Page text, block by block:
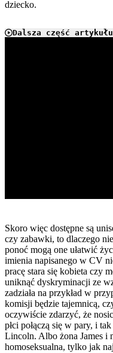
dziecko.
Dalsza część
Skoro więc dostępne są
czy zabawki, to dlaczego
ponoć mogą one ułatwić
imienia napisanego w CV
pracę stara się kobieta czy
uniknąć dyskryminacji ze
zadziała na przykład w
komisji będzie tajemnicą,
oczywiście zdarzyć, że
płci połączą się w pary, i
Lincoln. Albo żona James i
homoseksualna, tylko jak